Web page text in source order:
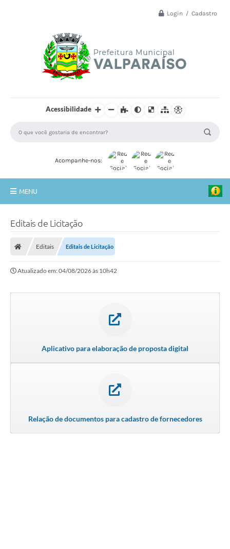
Login / Cadastro
Acessibilidade
Acompanhe-nos:
MENU
A Nossa Cidade
SECRETARIA E DEPARTAMENTOS
Planos Municipais
Serviços
Editais de Licitação
Editais Editais de Licitação
Atualizado em: 04/08/2026 às 10h42
Aplicativo para elaboração de proposta digital
Relação de documentos para cadastro de fornecedores